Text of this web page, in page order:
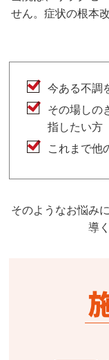
せん。症状の根本
今ある不調
その場しの
指したい方
これまで他
そのようなお悩み
導